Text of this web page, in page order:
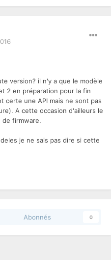
version? il n'y a que le modèle
2 en préparation pour la fin
certe une API mais ne sont pas
A cette occasion d'ailleurs le
de firmware.
je ne sais pas dire si cette
Abonnés 0